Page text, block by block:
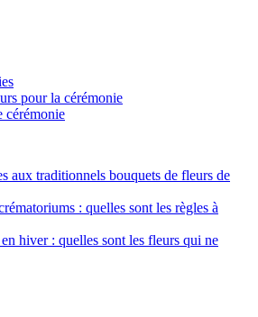
pour la cérémonie
cérémonie
aux traditionnels bouquets de fleurs de
: quelles sont les règles à
hiver : quelles sont les fleurs qui ne